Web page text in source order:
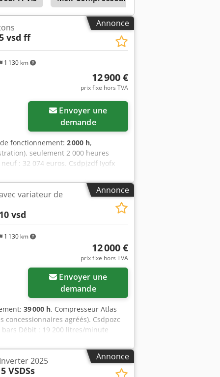
Annonce
1 130 km
vsd ff
12 900 €
prix fixe hors TVA
demande
fonctionnement: 2 000 h,
seulement 2 000 heures
: 32 074 euros. Csdpjzdf Iyofx
: 15 kW / 20 ch Débit : 2 940
Annonce
1 130 km
variateur de
vsd
12 000 €
prix fixe hors TVA
demande
39 000 h, Compresseur Atlas
agréés). Csdpozc
Débit : 19 200 litres/minute
Annonce
2025
VSDSs